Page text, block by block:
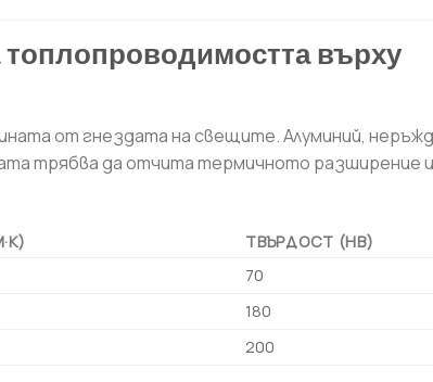
върху
от гнездата на свещите. Алуминий,
трябва да отчита термичното разширение и
ТВЪРДОСТ (HB)
70
180
200